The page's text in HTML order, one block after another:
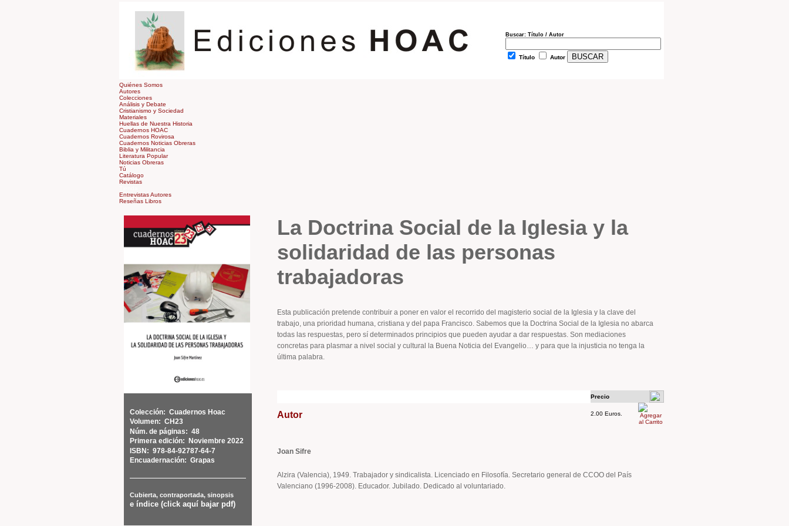
Buscar: Título / Autor
Título Autor
Quiénes Somos
Autores
Colecciones
Análisis y Debate
Cristianismo y Sociedad
Materiales
Huellas de Nuestra Historia
Cuadernos HOAC
Cuadernos Rovirosa
Cuadernos Noticias Obreras
Biblia y Militancia
Literatura Popular
Noticias Obreras
Tú
Catálogo
Revistas
Entrevistas Autores
Reseñas Libros
La Doctrina Social de la Iglesia y la
solidaridad de las personas
trabajadoras
Esta publicación pretende contribuir a poner en valor el recorrido del magisterio social de la Iglesia y la clave del
trabajo, una prioridad humana, cristiana y del papa Francisco. Sabemos que la Doctrina Social de la Iglesia no abarca
todas las respuestas, pero sí determinados principios que pueden ayudar a dar respuestas. Son mediaciones
concretas para plasmar a nivel social y cultural la Buena Noticia del Evangelio… y para que la injusticia no tenga la
última palabra.
Precio
2.00 Euros.
Autor
Joan Sifre
Alzira (Valencia), 1949. Trabajador y sindicalista. Licenciado en Filosofía. Secretario general de CCOO del País
Valenciano (1996-2008). Educador. Jubilado. Dedicado al voluntariado.
Colección: Cuadernos Hoac
Volumen: CH23
Núm. de páginas: 48
Primera edición:
Noviembre 2022
ISBN: 978-84-92787-64-7
Encuadernación: Grapas
Cubierta, contraportada, sinopsis
e índice (click aquí bajar pdf)